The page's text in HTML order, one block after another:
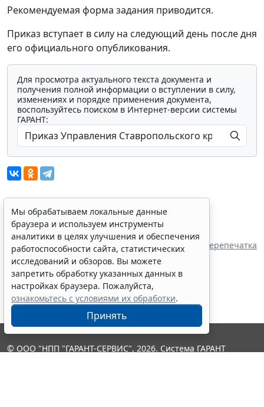
Рекомендуемая форма задания приводится.
Приказ вступает в силу на следующий день после дня
его официального опубликования.
Для просмотра актуального текста документа и
получения полной информации о вступлении в силу,
изменениях и порядке применения документа,
воспользуйтесь поиском в Интернет-версии системы
ГАРАНТ:
Показать все материалы
Источник:
Управление Ставропольского края по
сохранению и государственной охране
объектов культурного наследия
Перепечатка
Мы обрабатываем локальные данные
браузера и используем инструменты
аналитики в целях улучшения и обеспечения
работоспособности сайта, статистических
исследований и обзоров. Вы можете
запретить обработку указанных данных в
настройках браузера. Пожалуйста,
ознакомьтесь с условиями их обработки.
Принять
© ООО "НПП "ГАРАНТ-СЕРВИС", 2026. Система ГАРАНТ